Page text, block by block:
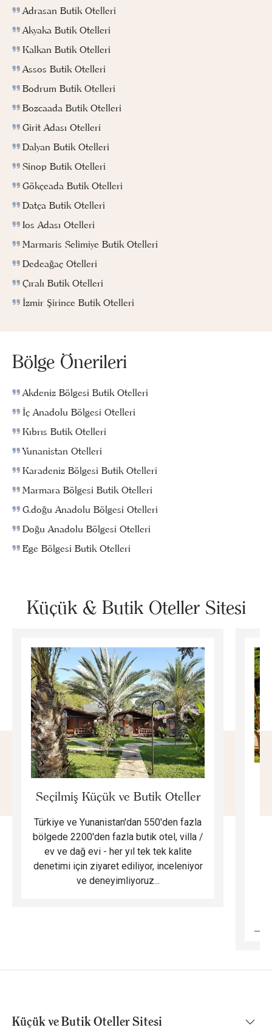
Adrasan Butik Otelleri
Akyaka Butik Otelleri
Kalkan Butik Otelleri
Assos Butik Otelleri
Bodrum Butik Otelleri
Bozcaada Butik Otelleri
Girit Adası Otelleri
Dalyan Butik Otelleri
Sinop Butik Otelleri
Gökçeada Butik Otelleri
Datça Butik Otelleri
Ios Adası Otelleri
Marmaris Selimiye Butik Otelleri
Dedeağaç Otelleri
Çıralı Butik Otelleri
İzmir Şirince Butik Otelleri
Bölge Önerileri
Akdeniz Bölgesi Butik Otelleri
İç Anadolu Bölgesi Otelleri
Kıbrıs Butik Otelleri
Yunanistan Otelleri
Karadeniz Bölgesi Butik Otelleri
Marmara Bölgesi Butik Otelleri
G.doğu Anadolu Bölgesi Otelleri
Doğu Anadolu Bölgesi Otelleri
Ege Bölgesi Butik Otelleri
Küçük & Butik Oteller Sitesi
Seçilmiş Küçük ve Butik Oteller
Türkiye ve Yunanistan'dan 550'den fazla
bölgede 2200'den fazla butik otel, villa /
ev ve dağ evi - her yıl tek tek kalite
denetimi için ziyaret ediliyor, inceleniyor
ve deneyimliyoruz...
Küçük ve Butik Oteller Sitesi